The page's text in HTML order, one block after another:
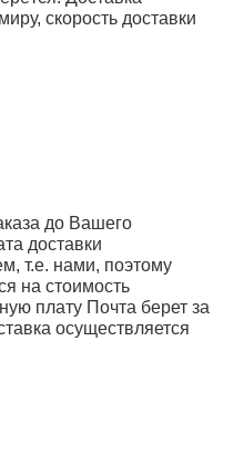
скорость доставки
до Вашего
доставки
т.е. нами, поэтому
на стоимость
плату Почта берет за
осуществляется